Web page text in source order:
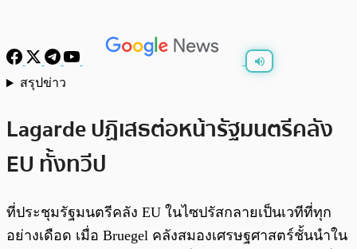
สรุปข่าว
Lagarde ปฏิเสธต่อหน้ารัฐมนตรีคลัง
EU ทั้งทวีป
ที่ประชุมรัฐมนตรีคลัง EU ในไซปรัสกลายเป็นเวทีที่ทุก
อย่างเดือด เมื่อ Bruegel คลังสมองเศรษฐศาสตร์ชั้นนำใน